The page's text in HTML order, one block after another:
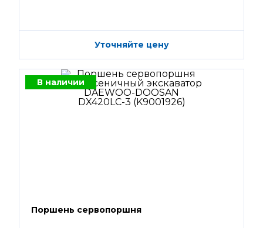
Уточняйте цену
В наличии
Поршень сервопоршня